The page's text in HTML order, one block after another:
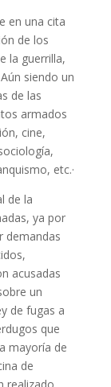
en una cita
de los
la guerrilla,
siendo un
de las
armados
cine,
etc.·
de la
ya por
demandas
acusadas
un
de fugas a
que
mayoría de
de
realizado